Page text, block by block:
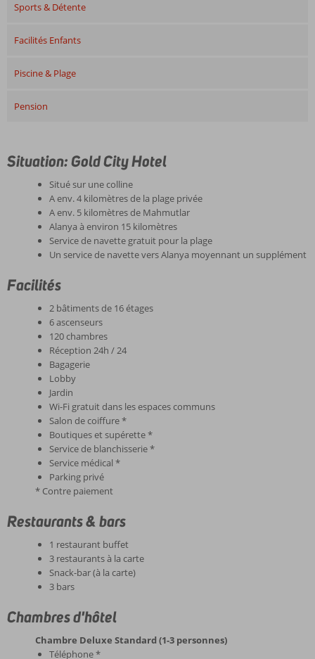
Sports & Détente
Facilités Enfants
Piscine & Plage
Pension
Situation: Gold City Hotel
Situé sur une colline
A env. 4 kilomètres de la plage privée
A env. 5 kilomètres de Mahmutlar
Alanya à environ 15 kilomètres
Service de navette gratuit pour la plage
Un service de navette vers Alanya moyennant un supplément
Facilités
2 bâtiments de 16 étages
6 ascenseurs
120 chambres
Réception 24h / 24
Bagagerie
Lobby
Jardin
Wi-Fi gratuit dans les espaces communs
Salon de coiffure *
Boutiques et supérette *
Service de blanchisserie *
Service médical *
Parking privé
* Contre paiement
Restaurants & bars
1 restaurant buffet
3 restaurants à la carte
Snack-bar (à la carte)
3 bars
Chambres d'hôtel
Chambre Deluxe Standard (1-3 personnes)
Téléphone *